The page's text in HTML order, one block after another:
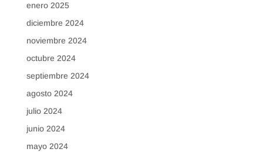
enero 2025
diciembre 2024
noviembre 2024
octubre 2024
septiembre 2024
agosto 2024
julio 2024
junio 2024
mayo 2024